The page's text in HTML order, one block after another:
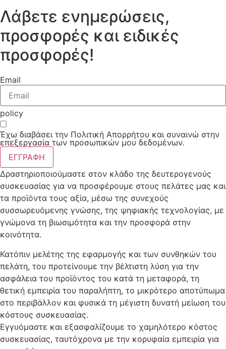
Λάβετε ενημερώσεις,
προσφορές και ειδικές
προσφορές!
Email
policy
Έχω διαβάσει την Πολιτική Απορρήτου και συναινώ στην
επεξεργασία των προσωπικών μου δεδομένων.
ΕΓΓΡΑΦΗ
Δραστηριοποιούμαστε στον κλάδο της δευτερογενούς
συσκευασίας για να προσφέρουμε στους πελάτες μας και
τα προϊόντα τους αξία, μέσω της συνεχούς
συσσωρευόμενης γνώσης, της ψηφιακής τεχνολογίας, με
γνώμονα τη βιωσιμότητα και την προσφορά στην
κοινότητα.
Κατόπιν μελέτης της εφαρμογής και των συνθηκών του
πελάτη, του προτείνουμε την βέλτιστη λύση για την
ασφάλεια του προϊόντος του κατά τη μεταφορά, τη
θετική εμπειρία του παραλήπτη, το μικρότερο αποτύπωμα
στο περιβάλλον και φυσικά τη μέγιστη δυνατή μείωση του
κόστους συσκευασίας.
Εγγυόμαστε και εξασφαλίζουμε το χαμηλότερο κόστος
συσκευασίας, ταυτόχρονα με την κορυφαία εμπειρία για